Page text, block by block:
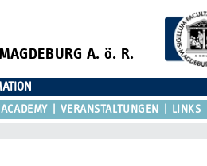
A. ö. R.
VERANSTALTUNGEN LINKS